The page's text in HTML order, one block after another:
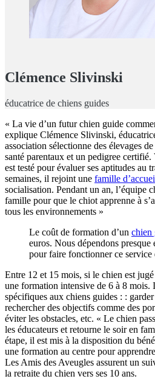
Clémence Slivinski
éducatrice de chiens guides
« La vie d’un futur chien guide
explique Clémence Slivinski,
association sélectionne des élevages
santé parentaux et un pedigree
est testé pour évaluer ses aptitudes au
semaines, il rejoint une famille
socialisation. Pendant un an, l’équipe
famille pour que le chiot apprenne à
tous les environnements »
Le coût de formation d’un chien
euros. Nous dépendons presque
pour faire fonctionner ce service
Entre 12 et 15 mois, si le chien est
une formation intensive de 6 à 8 mois.
spécifiques aux chiens guides : :
rechercher des objectifs comme des
éviter les obstacles, etc. « Le chien
les éducateurs et retourne le soir en
étape, il est mis à la disposition du
une formation au centre pour
Les Amis des Aveugles assurent un
la retraite du chien vers ses 10 ans.